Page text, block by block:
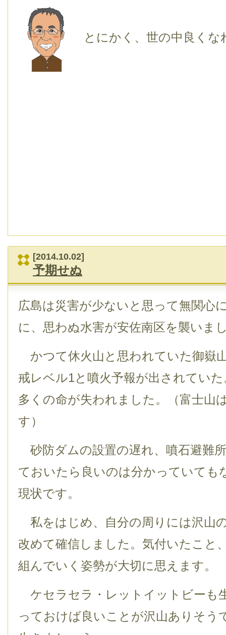
とにかく、世の中良くな
[2014.10.02]
予期せぬ
広島は災害が少ないと思って無関心
に、思わぬ水害が安佐南区を襲いま
かつて休火山と思われていた御嶽
戒レベル1と噴火予報が出されてい
多くの命が失われました。（富士山
す）
砂防ダムの設置の遅れ、噴石避難
ておいたら良いのは分かっていても
現状です。
私をはじめ、自分の周りには沢山
改めて確信しました。気付いたこと
組んでいく姿勢が大切に思えます。
ケセラセラ・レットイットビーも
っておけば良いことが沢山ありそう